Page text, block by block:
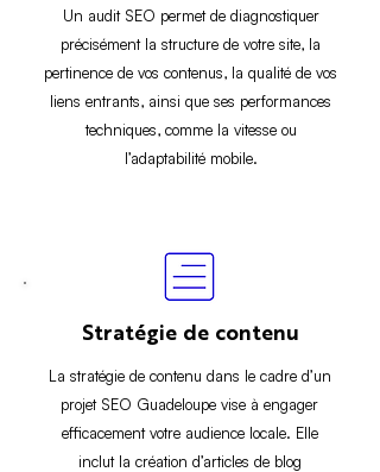
Un audit SEO permet de diagnostiquer
précisément la structure de votre site, la
pertinence de vos contenus, la qualité de vos
liens entrants, ainsi que ses performances
techniques, comme la vitesse ou
l’adaptabilité mobile.
Stratégie de contenu
La stratégie de contenu dans le cadre d’un
projet SEO Guadeloupe vise à engager
efficacement votre audience locale. Elle
inclut la création d’articles de blog